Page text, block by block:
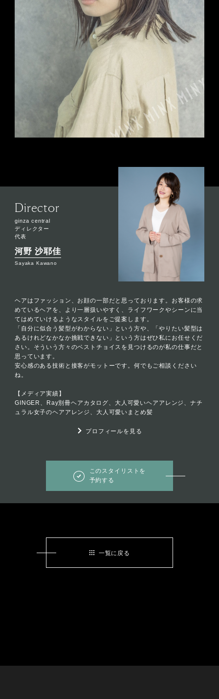
Director
ginza central
ディレクター
代表
河野 沙耶佳
Sayaka Kawano
ヘアはファッション、お顔の一部だと思っております。お客様の求
めているヘアを、より一層扱いやすく、ライフワークやシーンに当
てはめていけるようなスタイルをご提案します。
「自分に似合う髪型がわからない」という方や、「やりたい髪型は
あるけれどなかなか挑戦できない」という方はぜひ私にお任せくだ
さい。そういう方々のベストチョイスを見つけるのが私の仕事だと
思っています。
安心感のある技術と接客がモットーです。何でもご相談ください
ね。
【メディア実績】
GINGER、Ray別冊ヘアカタログ、大人可愛いヘアアレンジ、ナチ
ュラル女子のヘアアレンジ、大人可愛いまとめ髪
プロフィールを見る
このスタイリストを
予約する
一覧に戻る